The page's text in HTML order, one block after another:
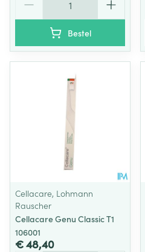
Bestel
Cellacare, Lohmann
Rauscher
Cellacare Genu Classic T1
106001
€ 48,40